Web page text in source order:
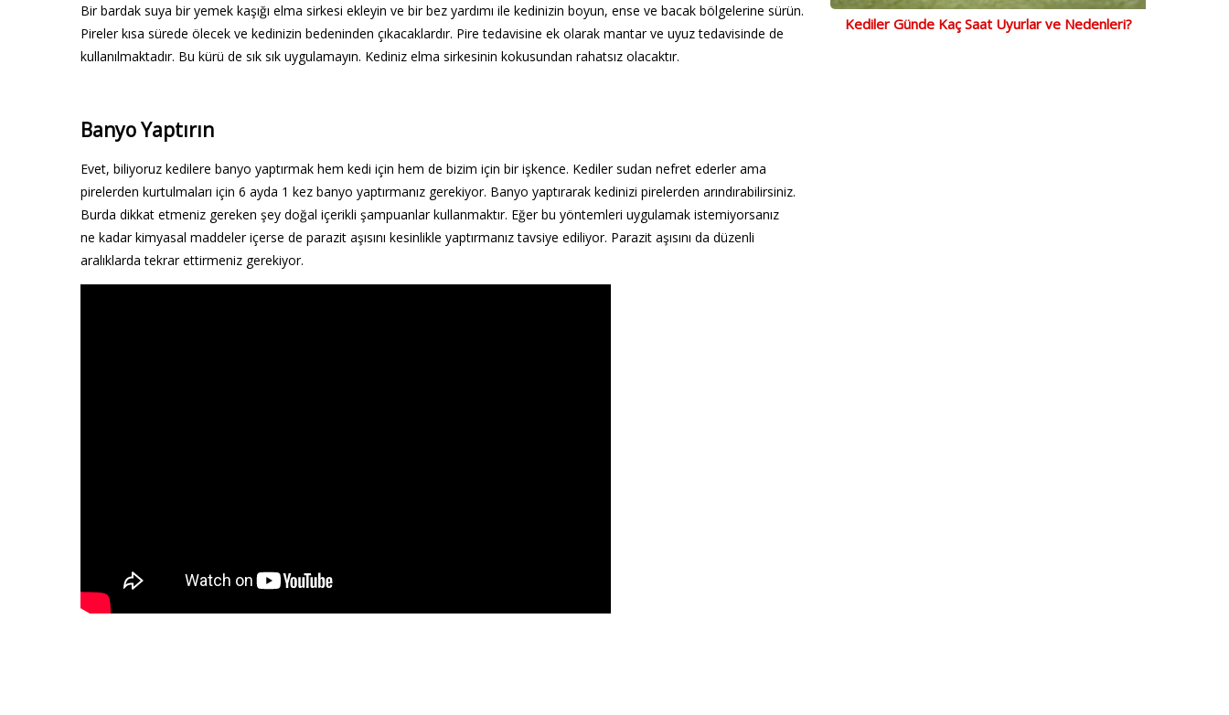
Bir bardak suya bir yemek kaşığı elma sirkesi ekleyin ve bir bez yardımı ile kedinizin boyun, ense ve bacak bölgelerine sürün.
Pireler kısa sürede ölecek ve kedinizin bedeninden çıkacaklardır. Pire tedavisine ek olarak mantar ve uyuz tedavisinde de
kullanılmaktadır. Bu kürü de sık sık uygulamayın. Kediniz elma sirkesinin kokusundan rahatsız olacaktır.
Banyo Yaptırın
Evet, biliyoruz kedilere banyo yaptırmak hem kedi için hem de bizim için bir işkence. Kediler sudan nefret ederler ama
pirelerden kurtulmaları için 6 ayda 1 kez banyo yaptırmanız gerekiyor. Banyo yaptırarak kedinizi pirelerden arındırabilirsiniz.
Burda dikkat etmeniz gereken şey doğal içerikli şampuanlar kullanmaktır. Eğer bu yöntemleri uygulamak istemiyorsanız
ne kadar kimyasal maddeler içerse de parazit aşısını kesinlikle yaptırmanız tavsiye ediliyor. Parazit aşısını da düzenli
aralıklarda tekrar ettirmeniz gerekiyor.
Kediler Günde Kaç Saat Uyurlar ve Nedenleri?